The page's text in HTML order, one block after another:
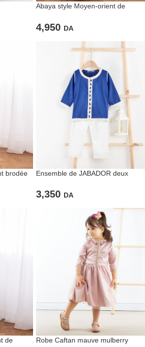
Abaya style Moyen-orient de
4,950 DA
brodée
Ensemble de JABADOR deux
blanc
3,350 DA
de
Robe Caftan mauve mulberry